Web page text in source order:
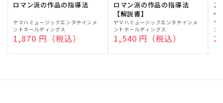
ロマン派の作品の指導法
販
売
元:
ヤマハミュージックエンタテインメ
ントホールディングス
通常価格
1,870 円（税込）
ロマン派の作品の指導法
【解説書】
販
売
元:
ヤマハミュージックエンタテインメ
ントホールディングス
通常価格
1,540 円（税込）
ス
～
販
売
元:
ヤ
ン